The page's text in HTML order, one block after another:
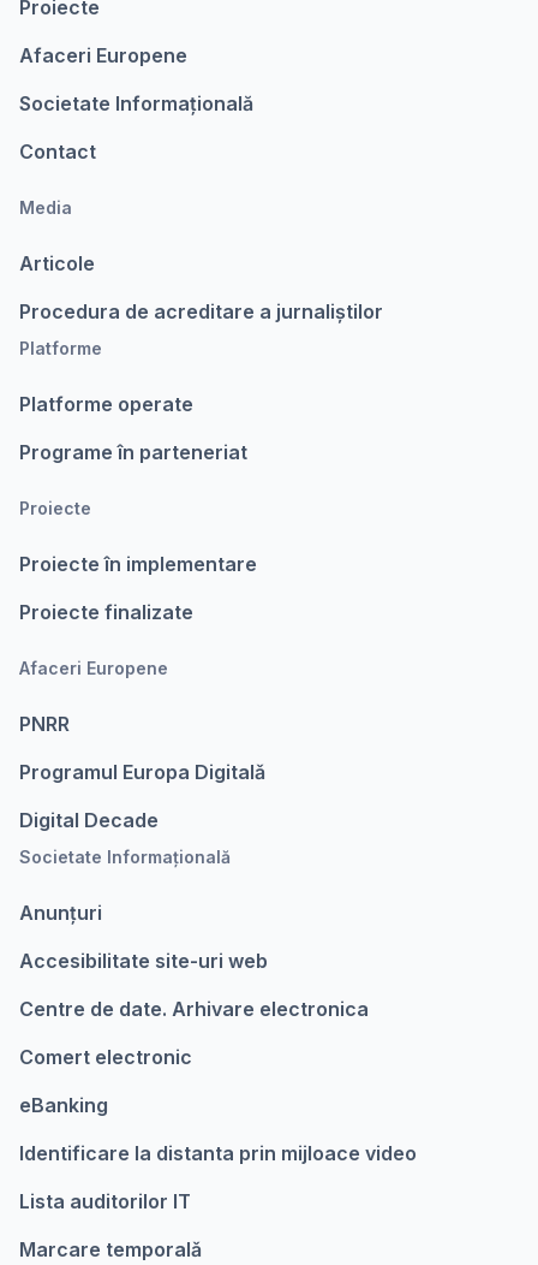
Proiecte
Afaceri Europene
Societate Informațională
Contact
Media
Articole
Procedura de acreditare a jurnaliștilor
Platforme
Platforme operate
Programe în parteneriat
Proiecte
Proiecte în implementare
Proiecte finalizate
Afaceri Europene
PNRR
Programul Europa Digitalǎ
Digital Decade
Societate Informațională
Anunțuri
Accesibilitate site-uri web
Centre de date. Arhivare electronica
Comert electronic
eBanking
Identificare la distanta prin mijloace video
Lista auditorilor IT
Marcare temporalǎ